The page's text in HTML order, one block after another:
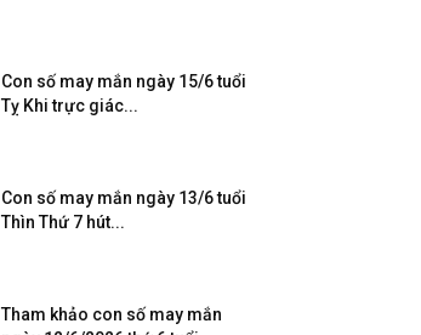
Con số may mắn ngày 15/6 tuổi
Tỵ Khi trực giác...
Con số may mắn ngày 13/6 tuổi
Thìn Thứ 7 hút...
Tham khảo con số may mắn